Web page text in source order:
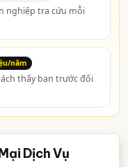
súng phun sơn
nghiệp tra cứu mỗi
năm
thấy bạn trước đối
Dịch Vụ